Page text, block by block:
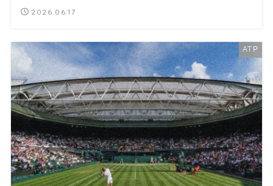
2026.06.17
ATP